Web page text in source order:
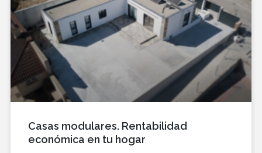
Casas modulares. Rentabilidad
económica en tu hogar